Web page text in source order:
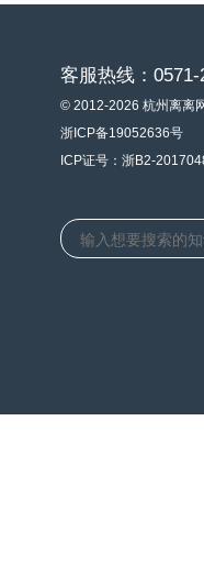
客服热线：0571-
© 2012-2026 杭州离离
浙ICP备19052636号
ICP证号：浙B2-